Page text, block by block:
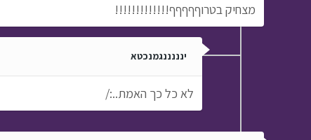
מצחיק בטרוףףףףף!!!!!!!!!!!!!
ינננננגמנכטא
לא כל כך האמת..:/